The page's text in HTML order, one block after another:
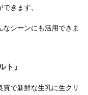
きます。
シーンにも活用できま
ト』
で新鮮な生乳に生クリ